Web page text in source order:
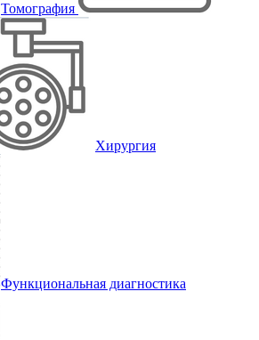
Томография
Хирургия
Функциональная диагностика